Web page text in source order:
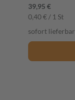
39,95 €
0,40 € / 1 St
sofort lieferbar